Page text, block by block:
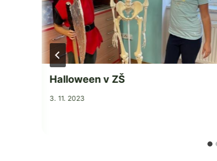
Halloween v ZŠ
Od
3. 11. 2023